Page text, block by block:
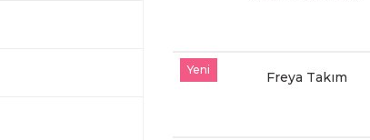
Yeni Freya Takım